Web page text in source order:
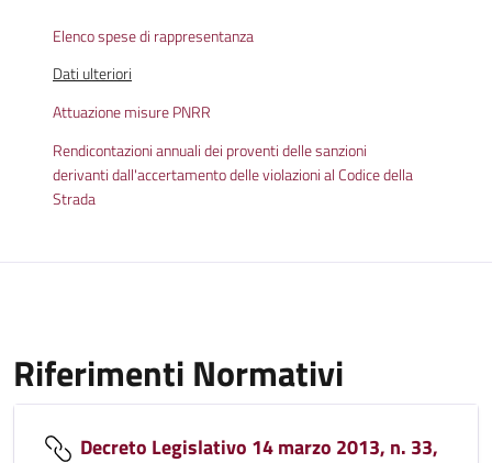
Elenco spese di rappresentanza
Dati ulteriori
Attuazione misure PNRR
Rendicontazioni annuali dei proventi delle sanzioni
derivanti dall'accertamento delle violazioni al Codice della
Strada
Riferimenti Normativi
Decreto Legislativo 14 marzo 2013, n. 33,